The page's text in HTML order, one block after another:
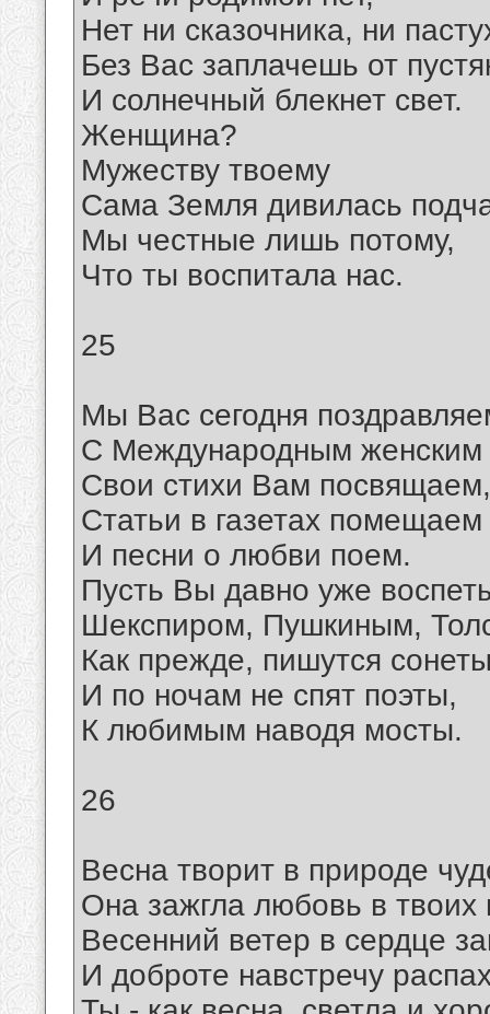
Нет ни сказочника, ни
Без Вас заплачешь от
И солнечный блекнет свет.
Женщина?
Мужеству твоему
Сама Земля дивилась
Мы честные лишь потому,
Что ты воспитала нас.
25
Мы Вас сегодня
С Международным женским
Свои стихи Вам посвящаем,
Статьи в газетах помещаем
И песни о любви поем.
Пусть Вы давно уже
Шекспиром, Пушкиным,
Как прежде, пишутся
И по ночам не спят поэты,
К любимым наводя мосты.
26
Весна творит в природе
Она зажгла любовь в твоих
Весенний ветер в сердце
И доброте навстречу